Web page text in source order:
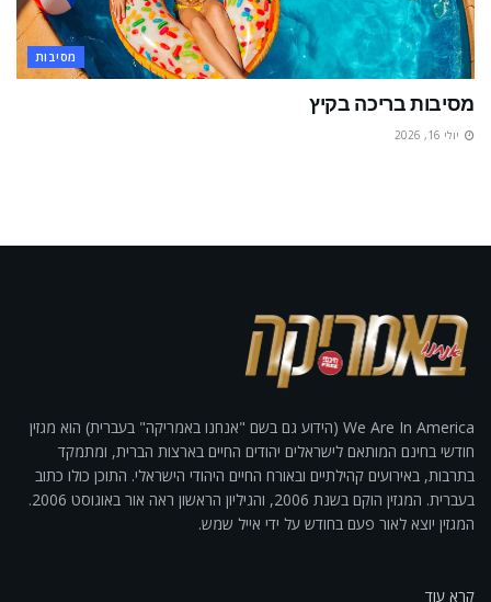
מסיבות
מסיבות בריכה בקיץ
יולי 16, 2026
We Are In America (הידוע גם בשם "אנחנו באמריקה" בעברית) הוא מגזין
חודשי בחינם המותאם לישראלים יהודים החיים בארצות הברית, ומתמקד
בתרבות, באירועים קהילתיים ובאורח החיים היהודי הישראלי. התוכן כולו כתוב
בעברית. המגזין הוקם בשנת 2006, והגיליון הראשון ראה אור באוגוסט 2006.
המגזין יוצא לאור פעם בחודש על ידי אייל שמש.
קרא עוד